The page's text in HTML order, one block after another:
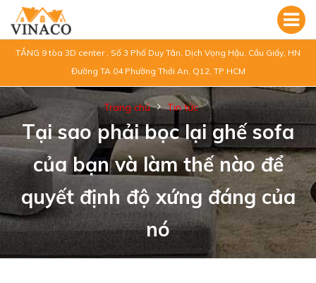
TẦNG 9 tòa 3D center , Số 3 Phố Duy Tân, Dịch Vọng Hậu, Cầu Giấy, HN
Đường TA 04 Phường Thới An, Q12, TP HCM
Trang chủ Tin tức
Tại sao phải bọc lại ghế sofa
của bạn và làm thế nào để
quyết định độ xứng đáng của
nó